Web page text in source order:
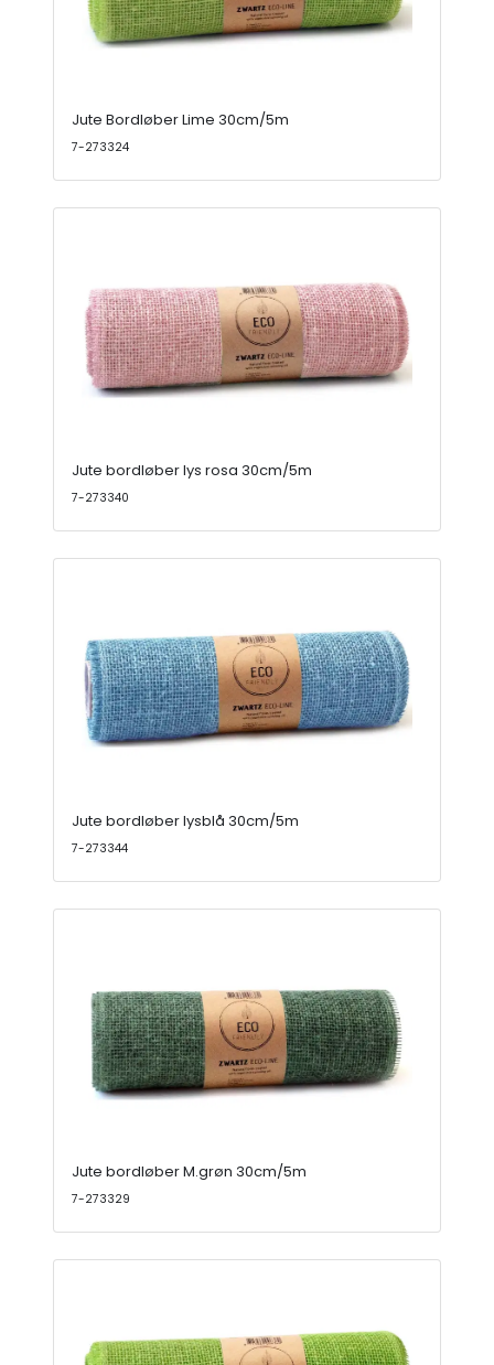
Jute Bordløber Lime 30cm/5m
7-273324
Jute bordløber lys rosa 30cm/5m
7-273340
Jute bordløber lysblå 30cm/5m
7-273344
Jute bordløber M.grøn 30cm/5m
7-273329